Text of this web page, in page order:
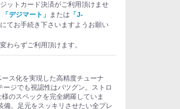
ットカード決済がご利用頂けませ
「デジマート」 または 「J-
てお手続き下さいますようお願い
わらずご利用頂けます。
ス化を実現した高精度チューナ
ジでも視認性はバツグン。ストロ
のスペックを完全網羅していま
。足元をスッキリさせたい全プレ